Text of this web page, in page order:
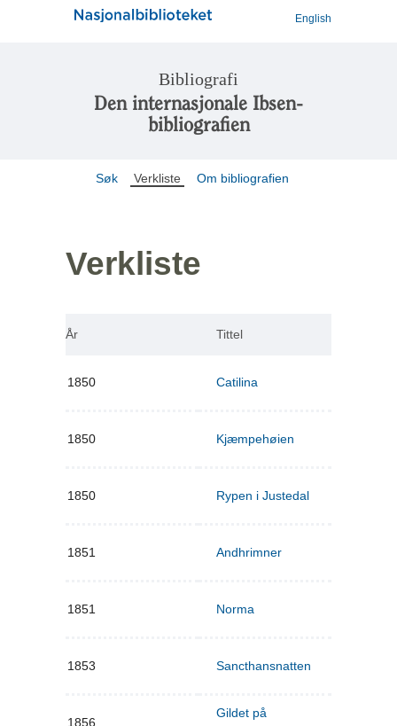
English
Bibliografi
Den internasjonale Ibsen-
bibliografien
Søk Verkliste Om bibliografien
Verkliste
År Tittel
1850 Catilina
1850 Kjæmpehøien
1850 Rypen i Justedal
1851 Andhrimner
1851 Norma
1853 Sancthansnatten
1856
Gildet på